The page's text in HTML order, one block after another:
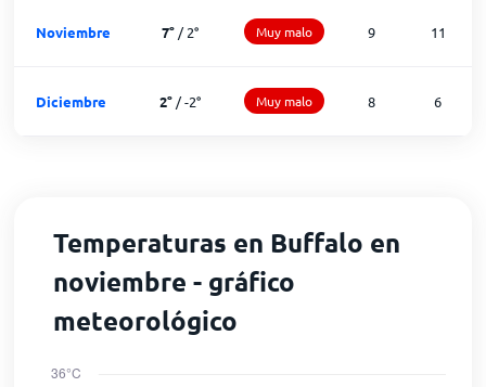
Noviembre 7° /2° Muy malo 9 11
Diciembre 2° /-2° Muy malo 8 6
Temperaturas en Buffalo en
noviembre - gráfico
meteorológico